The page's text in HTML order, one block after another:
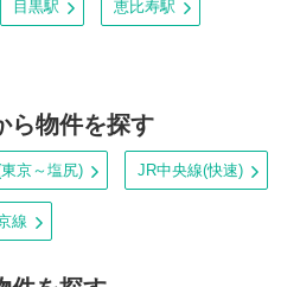
目黒駅 恵比寿駅
ら物件を探す
京～塩尻) JR中央線(快速)
線